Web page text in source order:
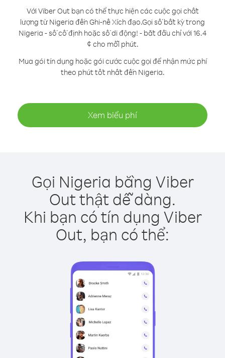
Với Viber Out bạn có thể thực hiện các cuộc gọi chất
lượng từ Nigeria đến Ghi-nê Xích đạo.Gọi số bất kỳ trong
Nigeria - số cố định hoặc số di động! - bắt đầu chỉ với 16.4
¢ cho mỗi phút.
Mua gói tín dụng hoặc gói cước cuộc gọi để nhận mức phí
theo phút tốt nhất đến Nigeria.
Xem biểu phí
Gọi Nigeria bằng Viber
Out thật dễ dàng.
Khi bạn có tín dụng Viber
Out, bạn có thể: